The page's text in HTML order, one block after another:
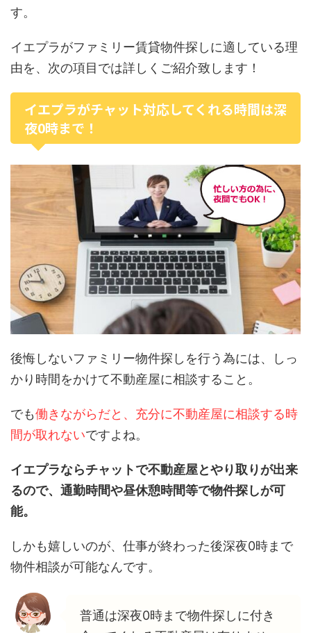
す。
イエプラがファミリー賃貸物件探しに適している理
由を、次の項目では詳しくご紹介致します！
イエプラがチャット対応してくれる時間は深
夜0時まで！
後悔しないファミリー物件探しを行う為には、しっ
かり時間をかけて不動産屋に相談すること。
でも働きながらだと、充分に不動産屋に相談する時
間が取れないですよね。
イエプラならチャットで不動産屋とやり取りが出来
るので、通勤時間や昼休憩時間等で物件探しが可
能。
しかも嬉しいのが、仕事が終わった後深夜0時まで
物件相談が可能なんです。
普通は深夜0時まで物件探しに付き